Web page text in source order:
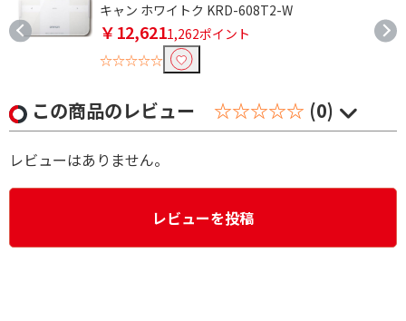
キャン ホワイトク KRD-608T2-W
￥12,6211,262ポイント
☆☆☆☆☆
この商品のレビュー ☆☆☆☆☆ (0)
レビューはありません。
レビューを投稿